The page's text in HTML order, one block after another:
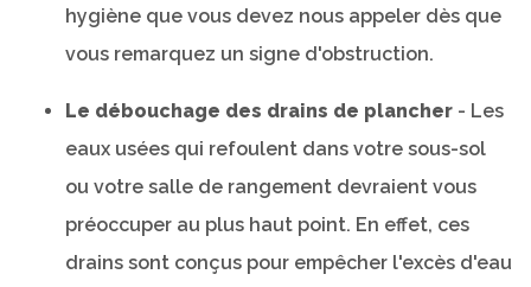
hygiène que vous devez nous appeler dès que
vous remarquez un signe d'obstruction.
Le débouchage des drains de plancher - Les
eaux usées qui refoulent dans votre sous-sol
ou votre salle de rangement devraient vous
préoccuper au plus haut point. En effet, ces
drains sont conçus pour empêcher l'excès d'eau